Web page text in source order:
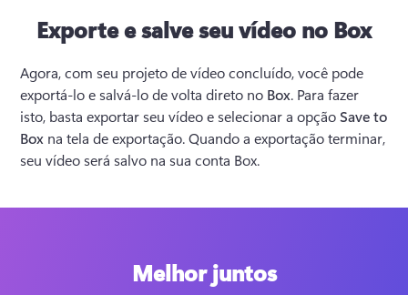
Exporte e salve seu vídeo no Box
Agora, com seu projeto de vídeo concluído, você pode
exportá-lo e salvá-lo de volta direto no Box. Para fazer
isto, basta exportar seu vídeo e selecionar a opção Save to
Box na tela de exportação. Quando a exportação terminar,
seu vídeo será salvo na sua conta Box.
Melhor juntos